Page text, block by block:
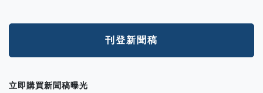
刊登新聞稿
立即購買新聞稿曝光